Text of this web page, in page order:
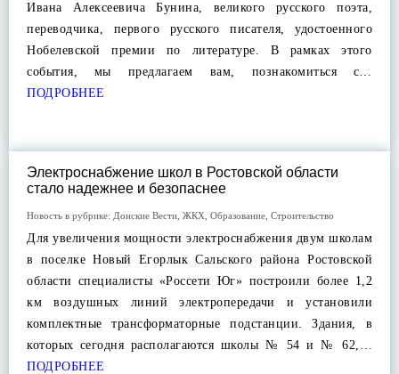
Ивана Алексеевича Бунина, великого русского поэта,
переводчика, первого русского писателя, удостоенного
Нобелевской премии по литературе. В рамках этого
события, мы предлагаем вам, познакомиться с…
ПОДРОБНЕЕ
Электроснабжение школ в Ростовской области
стало надежнее и безопаснее
Новость в рубрике: Донские Вести ЖКХ Образование Строительство
Для увеличения мощности электроснабжения двум школам
в поселке Новый Егорлык Сальского района Ростовской
области специалисты «Россети Юг» построили более 1,2
км воздушных линий электропередачи и установили
комплектные трансформаторные подстанции. Здания, в
которых сегодня располагаются школы № 54 и № 62,…
ПОДРОБНЕЕ